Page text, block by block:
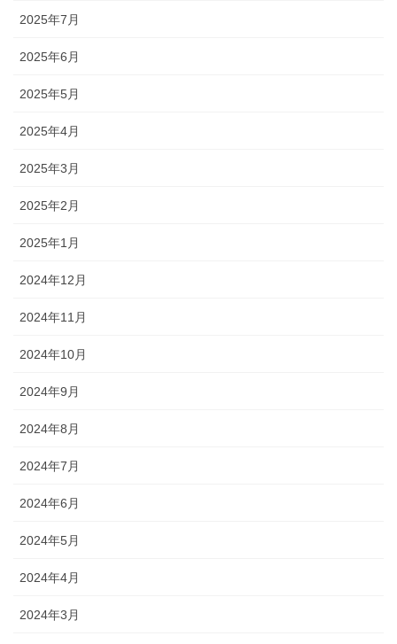
2025年7月
2025年6月
2025年5月
2025年4月
2025年3月
2025年2月
2025年1月
2024年12月
2024年11月
2024年10月
2024年9月
2024年8月
2024年7月
2024年6月
2024年5月
2024年4月
2024年3月